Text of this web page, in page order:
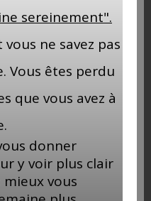
sereinement".
ne savez pas
Vous êtes perdu
que vous avez à
donner
y voir plus clair
vous